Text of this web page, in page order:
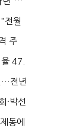
전월
주
47.
…전년
·박선
동에